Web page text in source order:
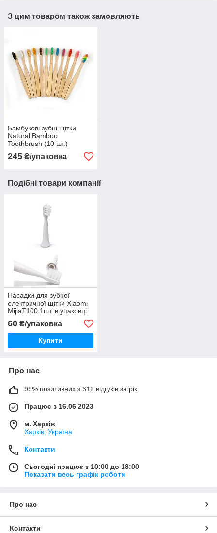
З цим товаром також замовляють
Бамбукові зубні щітки
Natural Bamboo
Toothbrush (10 шт.)
245 ₴/упаковка
Подібні товари компанії
Насадки для зубної
електричної щітки Xiaomi
MijiaT100 1шт. в упаковці
60 ₴/упаковка
Купити
Про нас
99% позитивних з 312 відгуків за рік
Працює з 16.06.2023
м. Харків
Харків, Україна
Контакти
Сьогодні працює з 10:00 до 18:00
Показати весь графік роботи
Про нас
Контакти